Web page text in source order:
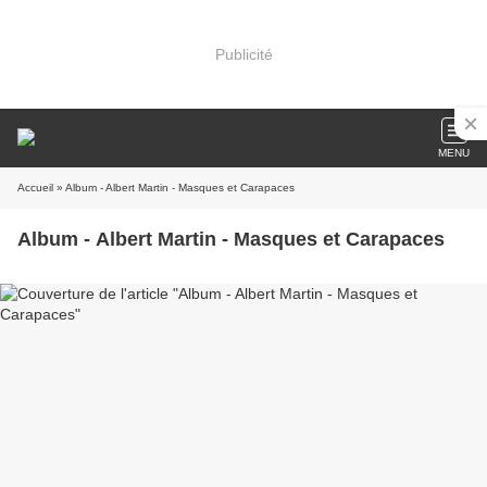
Publicité
MENU
Accueil » Album - Albert Martin - Masques et Carapaces
Album - Albert Martin - Masques et Carapaces